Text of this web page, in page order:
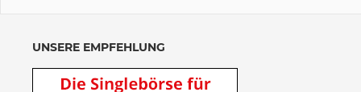
UNSERE EMPFEHLUNG